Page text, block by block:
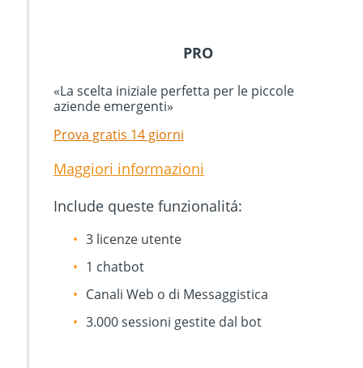
PRO
«La scelta iniziale perfetta per le piccole
aziende emergenti»
Prova gratis 14 giorni
Maggiori informazioni
Include queste funzionalitá:
3 licenze utente
1 chatbot
Canali Web o di Messaggistica
3.000 sessioni gestite dal bot